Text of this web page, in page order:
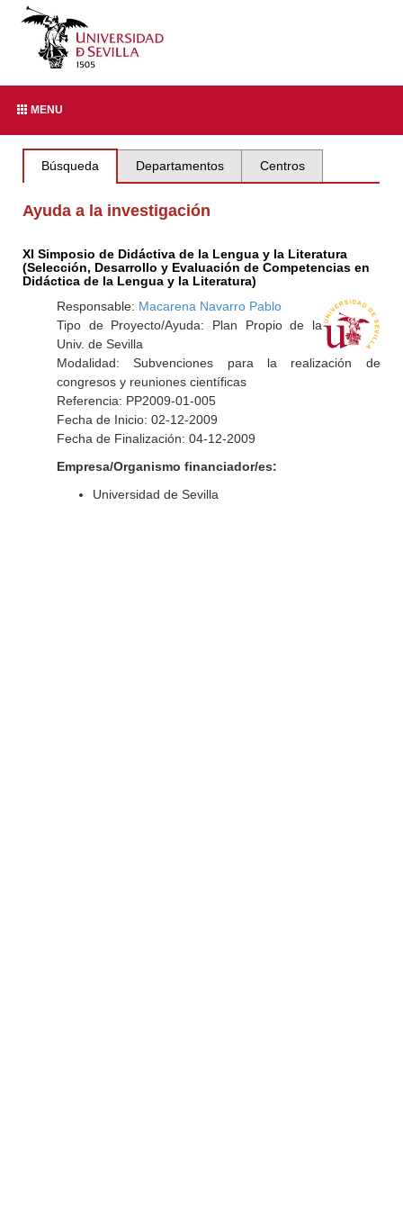
MENU
Búsqueda Departamentos Centros
Ayuda a la investigación
XI Simposio de Didáctiva de la Lengua y la Literatura
(Selección, Desarrollo y Evaluación de Competencias en
Didáctica de la Lengua y la Literatura)
Responsable: Macarena Navarro Pablo
Tipo de Proyecto/Ayuda: Plan Propio de la
Univ. de Sevilla
Modalidad: Subvenciones para la realización de
congresos y reuniones científicas
Referencia: PP2009-01-005
Fecha de Inicio: 02-12-2009
Fecha de Finalización: 04-12-2009
Empresa/Organismo financiador/es:
Universidad de Sevilla